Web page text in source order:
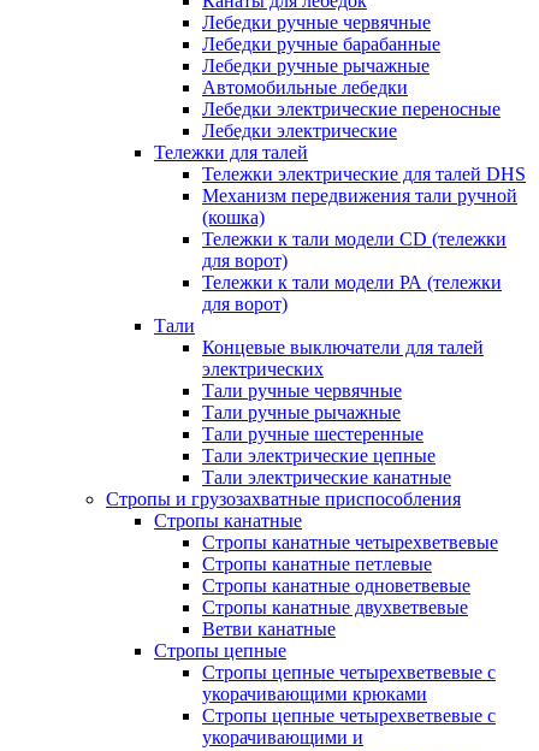
Лебедки ручные червячные
Лебедки ручные барабанные
Лебедки ручные рычажные
Автомобильные лебедки
Лебедки электрические переносные
Лебедки электрические
Тележки для талей
Тележки электрические для талей DHS
Механизм передвижения тали ручной
(кошка)
Тележки к тали модели CD (тележки
для ворот)
Тележки к тали модели РА (тележки
для ворот)
Тали
Концевые выключатели для талей
электрических
Тали ручные червячные
Тали ручные рычажные
Тали ручные шестеренные
Тали электрические цепные
Тали электрические канатные
Стропы и грузозахватные приспособления
Стропы канатные
Стропы канатные четырехветвевые
Стропы канатные петлевые
Стропы канатные одноветвевые
Стропы канатные двухветвевые
Ветви канатные
Стропы цепные
Стропы цепные четырехветвевые с
укорачивающими крюками
Стропы цепные четырехветвевые с
укорачивающими и